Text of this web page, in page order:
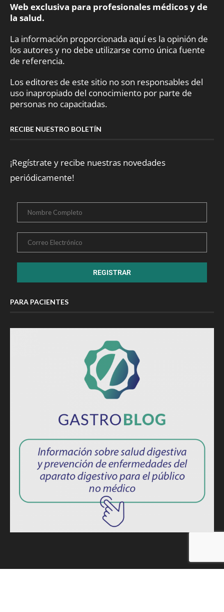
Web exclusiva para profesionales médicos y de
la salud.
La información proporcionada aquí es la opinión de
los autores y no debe utilizarse como única fuente
de referencia.
Los editores de este sitio no son responsables del
uso inapropiado del conocimiento por parte de
personas no capacitadas.
RECIBE NUESTRO BOLETÍN
¡Regístrate y recibe nuestras novedades
periódicamente!
PARA PACIENTES